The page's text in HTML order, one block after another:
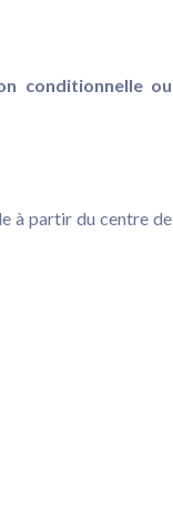
conditionnelle ou
à partir du centre de